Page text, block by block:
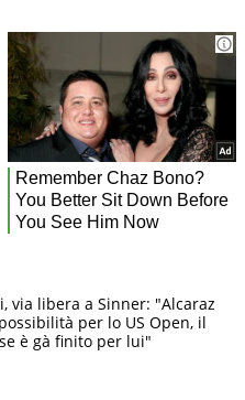
via libera a Sinner: "Alcaraz
per lo US Open, il
è gà finito per lui"